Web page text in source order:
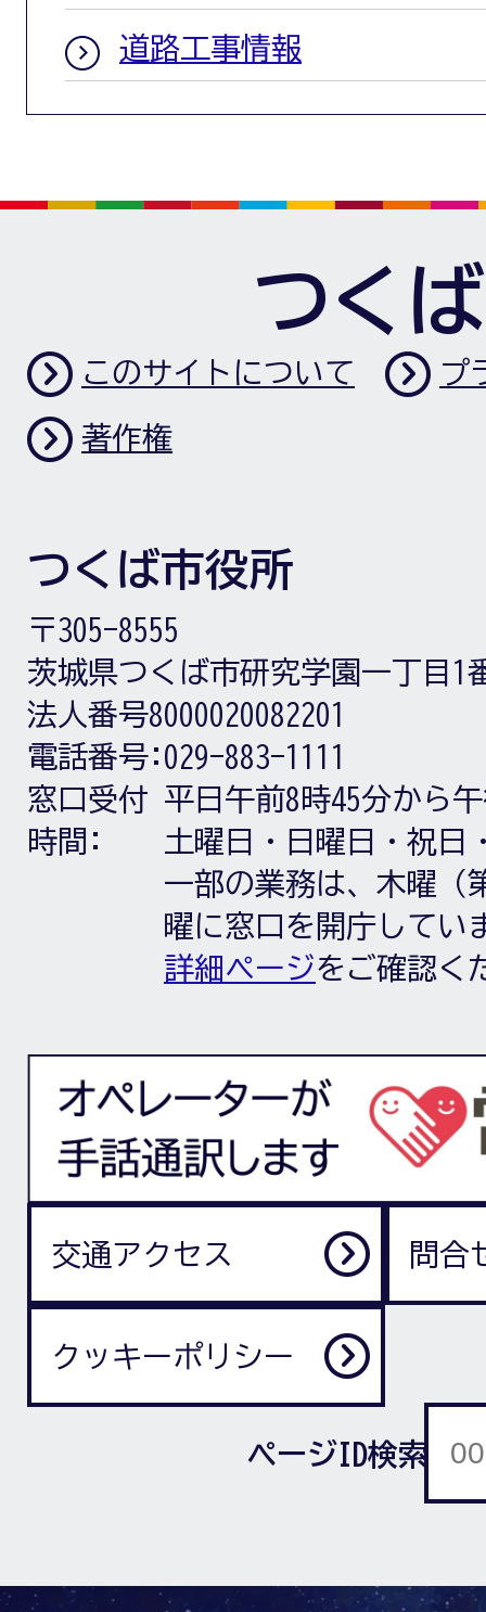
道路工事情報
つく
このサイトについて プ
著作権
つくば市役所
〒305-8555
茨城県つくば市研究学園一丁目1
法人番号8000020082201
電話番号: 029-883-1111
窓口受付
時間:
平日午前8時45分から
土曜日・日曜日・祝日
一部の業務は、木曜（
曜に窓口を開庁してい
詳細ページをご確認く
交通アクセス 問合
クッキーポリシー
ページID検索